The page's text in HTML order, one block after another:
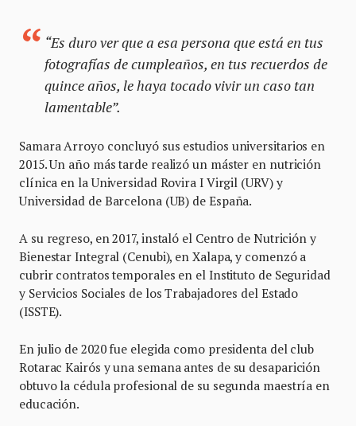
“Es duro ver que a esa persona que está en tus
fotografías de cumpleaños, en tus recuerdos de
quince años, le haya tocado vivir un caso tan
lamentable”.
Samara Arroyo concluyó sus estudios universitarios en
2015. Un año más tarde realizó un máster en nutrición
clínica en la Universidad Rovira I Virgil (URV) y
Universidad de Barcelona (UB) de España.
A su regreso, en 2017, instaló el Centro de Nutrición y
Bienestar Integral (Cenubi), en Xalapa, y comenzó a
cubrir contratos temporales en el Instituto de Seguridad
y Servicios Sociales de los Trabajadores del Estado
(ISSTE).
En julio de 2020 fue elegida como presidenta del club
Rotarac Kairós y una semana antes de su desaparición
obtuvo la cédula profesional de su segunda maestría en
educación.